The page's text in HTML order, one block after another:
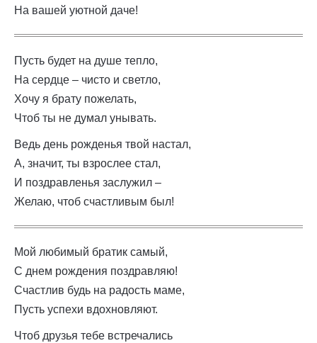
На вашей уютной даче!
Пусть будет на душе тепло,
На сердце – чисто и светло,
Хочу я брату пожелать,
Чтоб ты не думал унывать.
Ведь день рожденья твой настал,
А, значит, ты взрослее стал,
И поздравленья заслужил –
Желаю, чтоб счастливым был!
Мой любимый братик самый,
С днем рождения поздравляю!
Счастлив будь на радость маме,
Пусть успехи вдохновляют.
Чтоб друзья тебе встречались